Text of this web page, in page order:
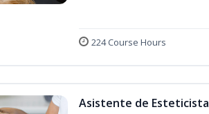
224 Course Hours
Asistente de Esteticista